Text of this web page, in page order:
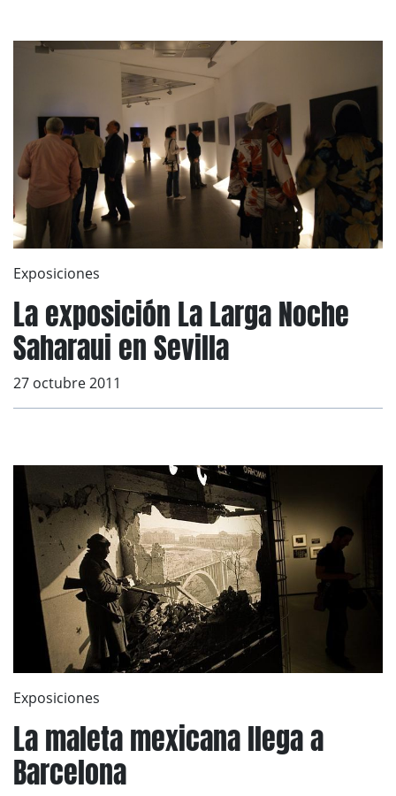
Exposiciones
La exposición La Larga Noche
Saharaui en Sevilla
27 octubre 2011
Exposiciones
La maleta mexicana llega a
Barcelona